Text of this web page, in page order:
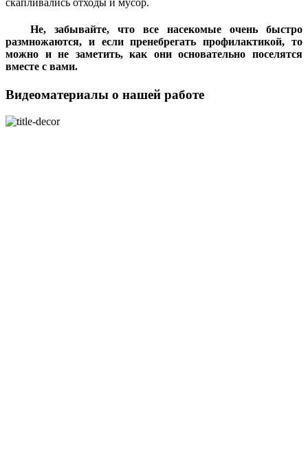
Не, забывайте, что все насекомые очень быстро
размножаются, и если пренебрегать профилактикой, то
можно и не заметить, как они основательно поселятся
вместе с вами.
Видеоматериалы о нашей работе